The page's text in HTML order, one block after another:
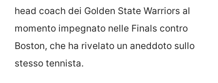
head coach dei Golden State Warriors al
momento impegnato nelle Finals contro
Boston, che ha rivelato un aneddoto sullo
stesso tennista.